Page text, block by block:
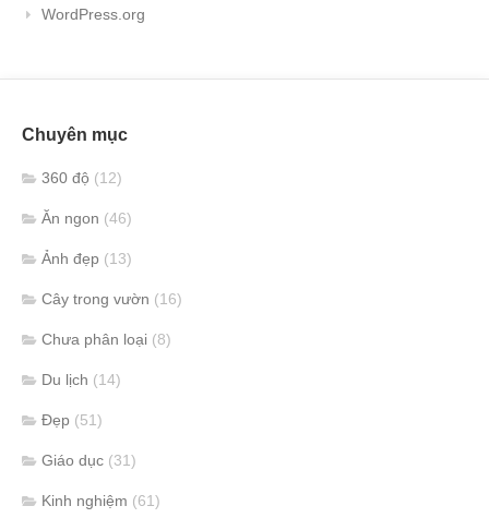
WordPress.org
Chuyên mục
360 độ (12)
Ăn ngon (46)
Ảnh đẹp (13)
Cây trong vườn (16)
Chưa phân loại (8)
Du lịch (14)
Đẹp (51)
Giáo dục (31)
Kinh nghiệm (61)